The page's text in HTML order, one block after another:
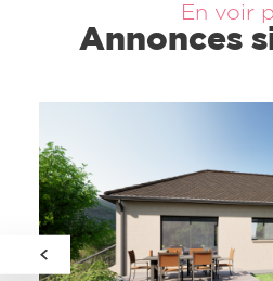
En voir
Annonces